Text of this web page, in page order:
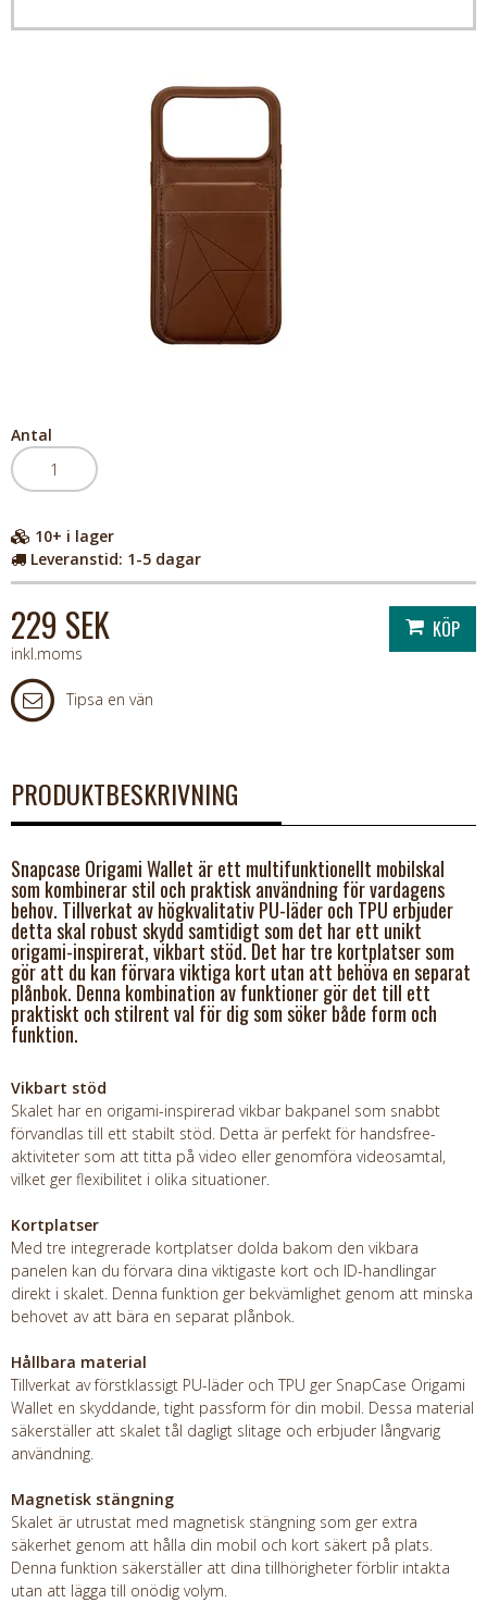
Antal
10+ i lager
Leveranstid: 1-5 dagar
229 SEK
inkl.moms
Tipsa en vän
PRODUKTBESKRIVNING
Snapcase Origami Wallet är ett multifunktionellt mobilskal
som kombinerar stil och praktisk användning för vardagens
behov. Tillverkat av högkvalitativ PU-läder och TPU erbjuder
detta skal robust skydd samtidigt som det har ett unikt
origami-inspirerat, vikbart stöd. Det har tre kortplatser som
gör att du kan förvara viktiga kort utan att behöva en separat
plånbok. Denna kombination av funktioner gör det till ett
praktiskt och stilrent val för dig som söker både form och
funktion.
Vikbart stöd
Skalet har en origami-inspirerad vikbar bakpanel som snabbt
förvandlas till ett stabilt stöd. Detta är perfekt för handsfree-
aktiviteter som att titta på video eller genomföra videosamtal,
vilket ger flexibilitet i olika situationer.
Kortplatser
Med tre integrerade kortplatser dolda bakom den vikbara
panelen kan du förvara dina viktigaste kort och ID-handlingar
direkt i skalet. Denna funktion ger bekvämlighet genom att minska
behovet av att bära en separat plånbok.
Hållbara material
Tillverkat av förstklassigt PU-läder och TPU ger SnapCase Origami
Wallet en skyddande, tight passform för din mobil. Dessa material
säkerställer att skalet tål dagligt slitage och erbjuder långvarig
användning.
Magnetisk stängning
Skalet är utrustat med magnetisk stängning som ger extra
säkerhet genom att hålla din mobil och kort säkert på plats.
Denna funktion säkerställer att dina tillhörigheter förblir intakta
utan att lägga till onödig volym.